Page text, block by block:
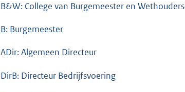
B&W: College van Burgemeester en Wethouders
B: Burgemeester
ADir: Algemeen Directeur
DirB: Directeur Bedrijfsvoering